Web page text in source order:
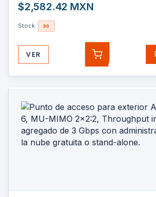
$2,582.42 MXN
Stock: 30
VER AGREGAR